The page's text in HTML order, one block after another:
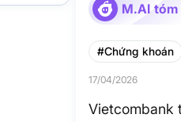
M.AI
#Chứng khoán
17/04/2026
Vietcombank